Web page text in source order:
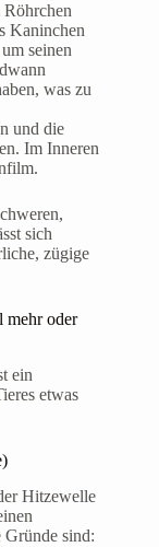
Kaninchen
seinen
was zu
und die
Im Inneren
sich
zügige
mehr oder
ein
etwas
Hitzewelle
sind: